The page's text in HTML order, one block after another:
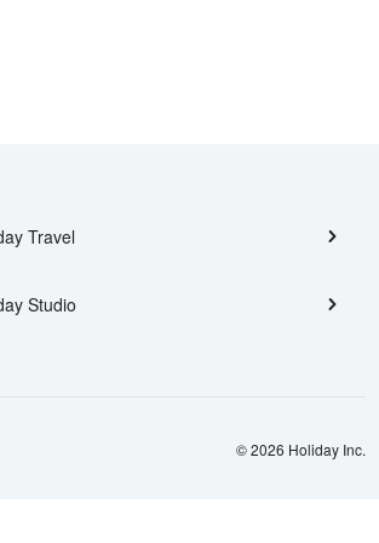
Travel
Studio
© 2026 Holiday Inc.